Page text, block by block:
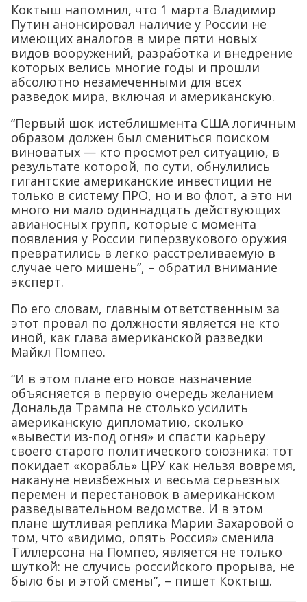
Коктыш напомнил, что 1 марта Владимир
Путин анонсировал наличие у России не
имеющих аналогов в мире пяти новых
видов вооружений, разработка и внедрение
которых велись многие годы и прошли
абсолютно незамеченными для всех
разведок мира, включая и американскую.
“Первый шок истеблишмента США логичным
образом должен был смениться поиском
виноватых — кто просмотрел ситуацию, в
результате которой, по сути, обнулились
гигантские американские инвестиции не
только в систему ПРО, но и во флот, а это ни
много ни мало одиннадцать действующих
авианосных групп, которые с момента
появления у России гиперзвукового оружия
превратились в легко расстреливаемую в
случае чего мишень”, – обратил внимание
эксперт.
По его словам, главным ответственным за
этот провал по должности является не кто
иной, как глава американской разведки
Майкл Помпео.
“И в этом плане его новое назначение
объясняется в первую очередь желанием
Дональда Трампа не столько усилить
американскую дипломатию, сколько
«вывести из-под огня» и спасти карьеру
своего старого политического союзника: тот
покидает «корабль» ЦРУ как нельзя вовремя,
накануне неизбежных и весьма серьезных
перемен и перестановок в американском
разведывательном ведомстве. И в этом
плане шутливая реплика Марии Захаровой о
том, что «видимо, опять Россия» сменила
Тиллерсона на Помпео, является не только
шуткой: не случись российского прорыва, не
было бы и этой смены”, – пишет Коктыш.